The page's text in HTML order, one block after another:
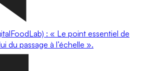
: « Le point essentiel de
du passage à l’échelle ».